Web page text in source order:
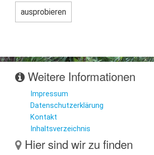
Weitere Informationen
Impressum
Datenschutzerklärung
Kontakt
Inhaltsverzeichnis
Hier sind wir zu finden